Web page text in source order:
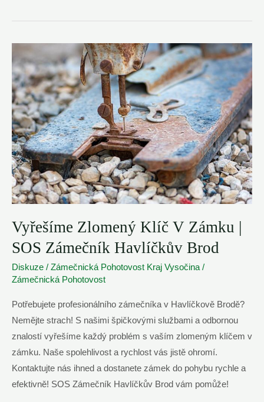
Žďár
Sázavou
–
☎️
721
145
237
NONSTOP
Vyřešíme Zlomený Klíč V Zámku |
SOS Zámečník Havlíčkův Brod
Diskuze / Zámečnická Pohotovost Kraj Vysočina/
Zámečnická Pohotovost
Potřebujete profesionálního zámečníka v Havlíčkově Brodě?
Nemějte strach! S našimi špičkovými službami a odbornou
znalostí vyřešíme každý problém s vaším zlomeným klíčem v
zámku. Naše spolehlivost a rychlost vás jistě ohromí.
Kontaktujte nás ihned a dostanete zámek do pohybu rychle a
efektivně! SOS Zámečník Havlíčkův Brod vám pomůže!